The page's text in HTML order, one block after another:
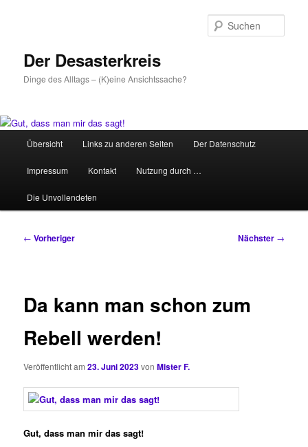
Der Desasterkreis
Dinge des Alltags – (K)eine Ansichtssache?
HauptmenüÜbersicht Links zu anderen Seiten Der Datenschutz
Impressum Kontakt Nutzung durch …
Die Unvollendeten
Beitragsnavigation
← Vorheriger Nächster →
Da kann man schon zum
Rebell werden!
Veröffentlicht am23. Juni 2023vonMister F.
Gut, dass man mir das sagt!